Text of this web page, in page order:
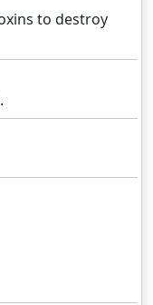
to destroy